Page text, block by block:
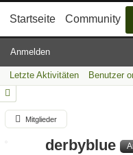
Startseite Community
Anmelden
Letzte Aktivitäten Benutzer
Mitglieder
derbyblue